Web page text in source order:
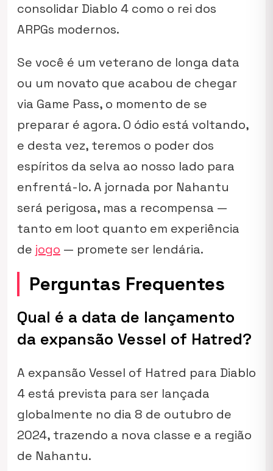
consolidar Diablo 4 como o rei dos
ARPGs modernos.
Se você é um veterano de longa data
ou um novato que acabou de chegar
via Game Pass, o momento de se
preparar é agora. O ódio está voltando,
e desta vez, teremos o poder dos
espíritos da selva ao nosso lado para
enfrentá-lo. A jornada por Nahantu
será perigosa, mas a recompensa —
tanto em loot quanto em experiência
de jogo — promete ser lendária.
Perguntas Frequentes
Qual é a data de lançamento
da expansão Vessel of Hatred?
A expansão Vessel of Hatred para Diablo
4 está prevista para ser lançada
globalmente no dia 8 de outubro de
2024, trazendo a nova classe e a região
de Nahantu.